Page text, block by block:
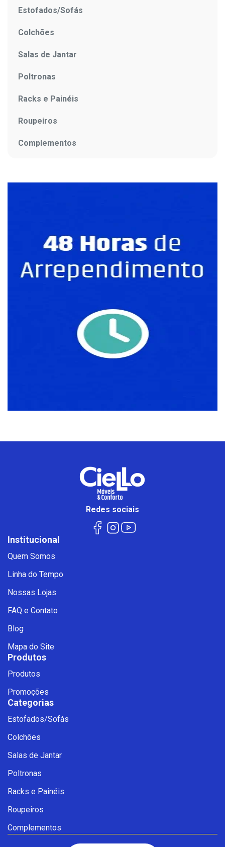
Estofados/Sofás
Colchões
Salas de Jantar
Poltronas
Racks e Painéis
Roupeiros
Complementos
Redes sociais
Institucional
Quem Somos
Linha do Tempo
Nossas Lojas
FAQ e Contato
Blog
Mapa do Site
Produtos
Produtos
Promoções
Categorias
Estofados/Sofás
Colchões
Salas de Jantar
Poltronas
Racks e Painéis
Roupeiros
Complementos